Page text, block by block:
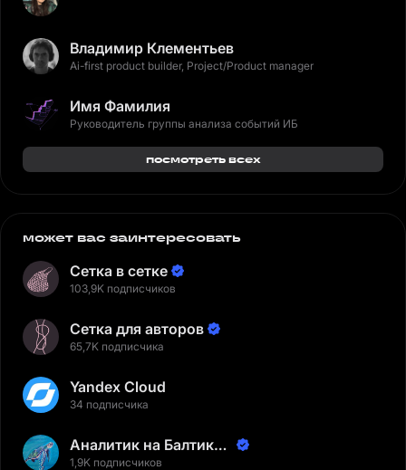
Владимир Клементьев
Ai-first product builder, Project/Product manager
Имя Фамилия
Руководитель группы анализа событий ИБ
посмотреть всех
может вас заинтересовать
Сетка в сетке
103,9K подписчиков
Сетка для авторов
65,7K подписчика
Yandex Cloud
34 подписчика
Аналитик на Балтике |
Неверов Станислав
1,9K подписчиков